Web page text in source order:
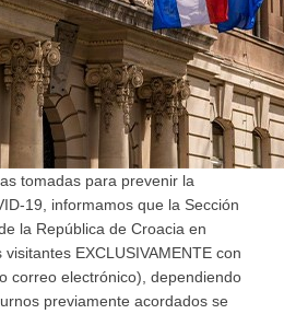
tomadas para prevenir la
19, informamos que la Sección
la República de Croacia en
EXCLUSIVAMENTE con
correo electrónico), dependiendo
previamente acordados se